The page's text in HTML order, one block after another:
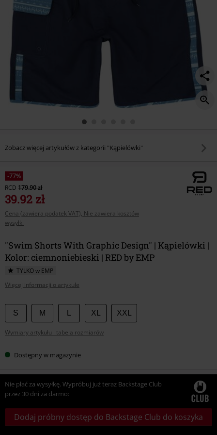
Zobacz więcej artykułów z kategorii "Kąpielówki"
-77%
RCD 179.90 zł
39.92 zł
Cena (zawiera podatek VAT), Nie zawiera kosztów
wysyłki
"Swim Shorts With Graphic Design" | Kąpielówki |
Kolor: ciemnoniebieski | RED by EMP
TYLKO w EMP
Więcej informacji o artykule
Wybierz
swój
rozmiar
S M XL XXL
Wymiary artykułu i tabela rozmiarów
Dostępny w magazynie
Nie płać za wysyłkę. Wypróbuj już teraz Backstage Club
przez 30 dni za darmo:
Dodaj próbny dostęp do Backstage Club do koszyka